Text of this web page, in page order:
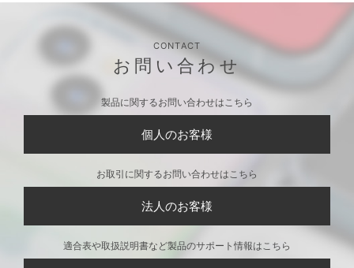
CONTACT
お問い合わせ
製品に関するお問い合わせはこちら
個人のお客様
お取引に関するお問い合わせはこちら
法人のお客様
適合表や取扱説明書など製品のサポート情報はこちら